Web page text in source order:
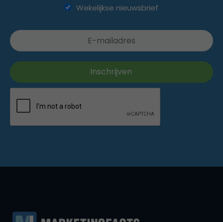
Wekelijkse nieuwsbrief